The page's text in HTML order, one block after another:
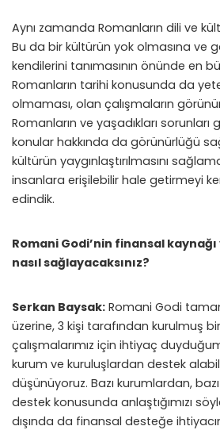
Aynı zamanda Romanların dili ve
Bu da bir kültürün yok olmasına ve
kendilerini tanımasının önünde en
Romanların tarihi konusunda da
olmaması, olan çalışmaların
Romanların ve yaşadıkları
konular hakkında da görünürlüğü
kültürün yaygınlaştırılmasını
insanlara erişilebilir hale getirmeyi
edindik.
Romani Godi’nin finansal kaynağı
nasıl sağlayacaksınız?
Serkan Baysak: Romani Godi
üzerine, 3 kişi tarafından kurulmuş
çalışmalarımız için ihtiyaç
kurum ve kuruluşlardan destek
düşünüyoruz. Bazı kurumlardan,
destek konusunda anlaştığımızı
dışında da finansal desteğe